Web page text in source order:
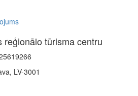
reģionālo tūrisma centru
LV-3001